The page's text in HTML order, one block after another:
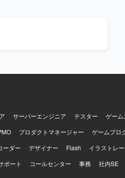
ルアップしていただけま
サーバーエンジニア テスター ゲーム
プロダクトマネージャー ゲームプロ
ーダー デザイナー Flash イラストレ
ポート コールセンター 事務 社内SE